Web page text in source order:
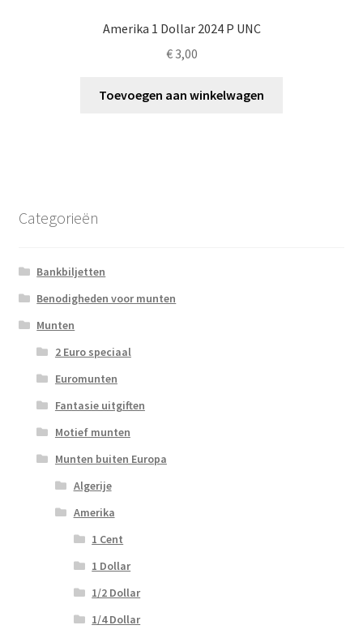
Amerika 1 Dollar 2024 P UNC
€3,00
Toevoegen aan winkelwagen
Categorieën
Bankbiljetten
Benodigheden voor munten
Munten
2 Euro speciaal
Euromunten
Fantasie uitgiften
Motief munten
Munten buiten Europa
Algerije
Amerika
1 Cent
1 Dollar
1/2 Dollar
1/4 Dollar